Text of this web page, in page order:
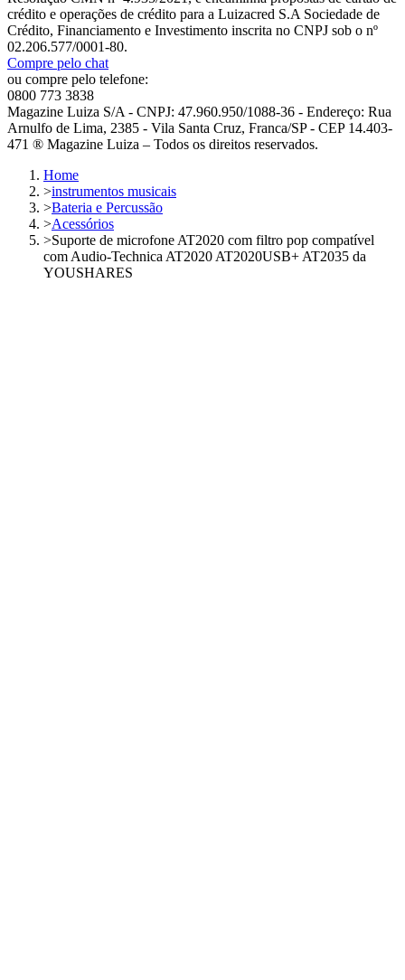
crédito e operações de crédito para a Luizacred S.A Sociedade de
Crédito, Financiamento e Investimento inscrita no CNPJ sob o nº
02.206.577/0001-80.
Compre pelo chat
ou compre pelo telefone:
0800 773 3838
Magazine Luiza S/A - CNPJ: 47.960.950/1088-36 - Endereço: Rua
Arnulfo de Lima, 2385 - Vila Santa Cruz, Franca/SP - CEP 14.403-
471 ® Magazine Luiza – Todos os direitos reservados.
Home
>instrumentos musicais
>Bateria e Percussão
>Acessórios
>Suporte de microfone AT2020 com filtro pop compatível
com Audio-Technica AT2020 AT2020USB+ AT2035 da
YOUSHARES